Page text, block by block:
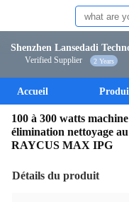
Shenzhen Lansedadi
Verified Supplier 2 Years
Accueil
100 à 300 watts
élimination nettoyage
RAYCUS MAX IPG
Détails du produit